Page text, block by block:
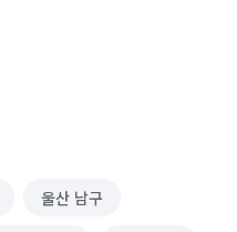
울산 남구